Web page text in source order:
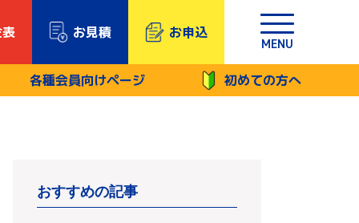
お見積 お申込
MENU
各種会員向けページ 初めての方へ
おすすめの記事